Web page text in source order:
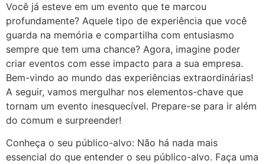
Você já esteve em um evento que te marcou
profundamente? Aquele tipo de experiência que você
guarda na memória e compartilha com entusiasmo
sempre que tem uma chance? Agora, imagine poder
criar eventos com esse impacto para a sua empresa.
Bem-vindo ao mundo das experiências extraordinárias!
A seguir, vamos mergulhar nos elementos-chave que
tornam um evento inesquecível. Prepare-se para ir além
do comum e surpreender!
Conheça o seu público-alvo: Não há nada mais
essencial do que entender o seu público-alvo. Faça uma